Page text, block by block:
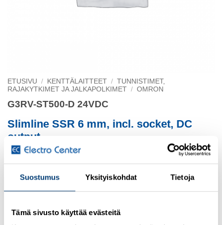
Suostumus Yksityiskohdat Tietoja
Tämä sivusto käyttää evästeitä
ETUSIVU / KENTTÄLAITTEET / TUNNISTIMET,
RAJAKYTKIMET JA JALKAPOLKIMET / OMRON
G3RV-ST500-D 24VDC
Slimline SSR 6 mm, incl. socket, DC
output
Kirjaudu sisään nähdäksesi hinnat ja käyttääksesi
verkkokauppaa